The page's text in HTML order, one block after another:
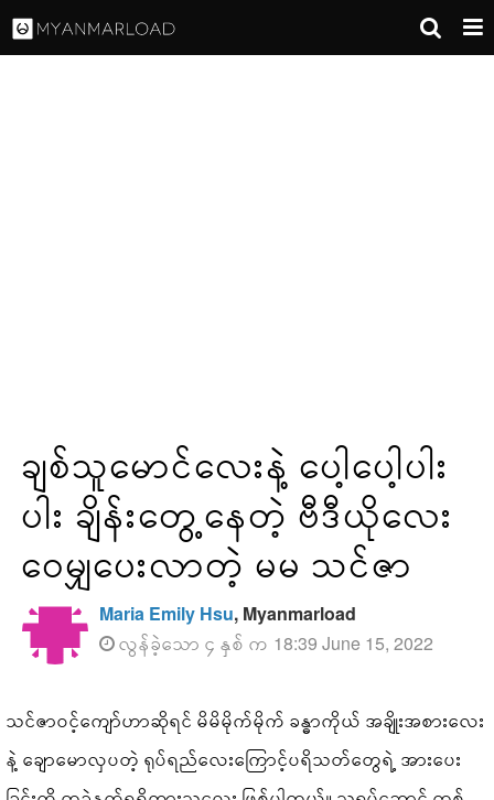
ချစ်သူမောင်လေးနဲ့ ပေါ့ပေါ့ပါး
ပါး ချိန်းတွေ့နေတဲ့ ဗီဒီယိုလေး
ဝေမျှပေးလာတဲ့ မမ သင်ဇာ
Maria Emily Hsu, Myanmarload
လွန်ခဲ့သော ၄ နှစ် က 18:39 June 15, 2022
သင်ဇာဝင့်ကျော်ဟာဆိုရင် မိမိမိုက်မိုက် ခန္ဓာကိုယ် အချိုးအစားလေး
နဲ့ ချောမောလှပတဲ့ ရုပ်ရည်လေးကြောင့်ပရိသတ်တွေရဲ့ အားပေး